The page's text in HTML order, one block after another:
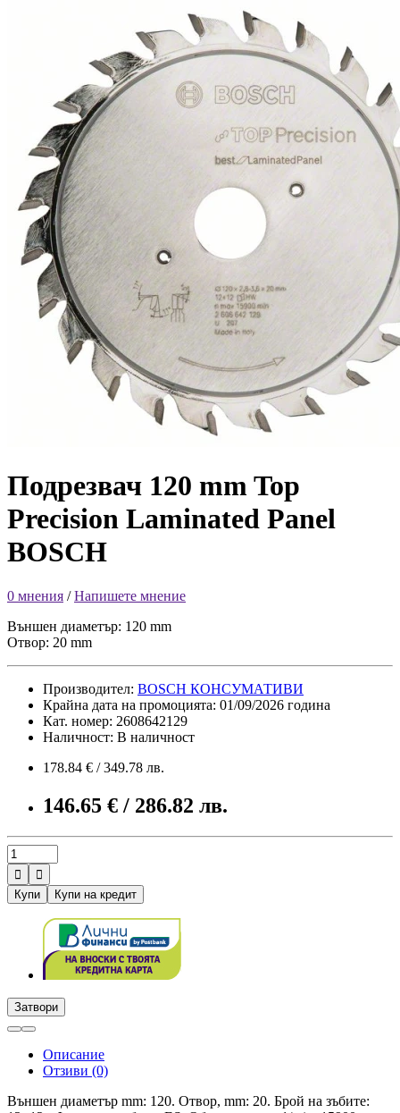
Подрезвач 120 mm Top
Precision Laminated Panel
BOSCH
0 мнения /Напишете мнение
Външен диаметър: 120 mm
Отвор: 20 mm
Производител: BOSCH КОНСУМАТИВИ
Крайна дата на промоцията: 01/09/2026 година
Кат. номер: 2608642129
Наличност: В наличност
178.84 € / 349.78 лв.
146.65 € / 286.82 лв.


Купи
Купи на кредит
Затвори
Описание
Отзиви (0)
Външен диаметър mm: 120. Отвор, mm: 20. Брой на зъбите: